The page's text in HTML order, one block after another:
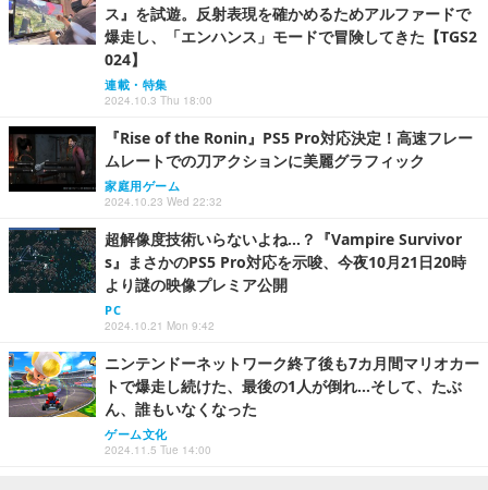
ス』を試遊。反射表現を確かめるためアルファードで
爆走し、「エンハンス」モードで冒険してきた【TGS2
024】
連載・特集
2024.10.3 Thu 18:00
『Rise of the Ronin』PS5 Pro対応決定！高速フレー
ムレートでの刀アクションに美麗グラフィック
家庭用ゲーム
2024.10.23 Wed 22:32
超解像度技術いらないよね…？『Vampire Survivor
s』まさかのPS5 Pro対応を示唆、今夜10月21日20時
より謎の映像プレミア公開
PC
2024.10.21 Mon 9:42
ニンテンドーネットワーク終了後も7カ月間マリオカー
トで爆走し続けた、最後の1人が倒れ…そして、たぶ
ん、誰もいなくなった
ゲーム文化
2024.11.5 Tue 14:00